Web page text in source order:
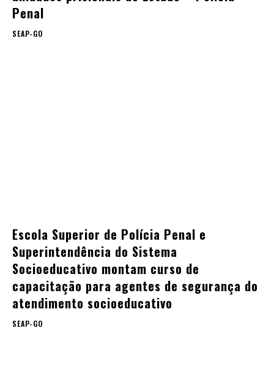
Penal
SEAP-GO
Escola Superior de Polícia Penal e
Superintendência do Sistema
Socioeducativo montam curso de
capacitação para agentes de segurança do
atendimento socioeducativo
SEAP-GO